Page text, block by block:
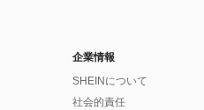
企業情報
SHEINについて
社会的責任